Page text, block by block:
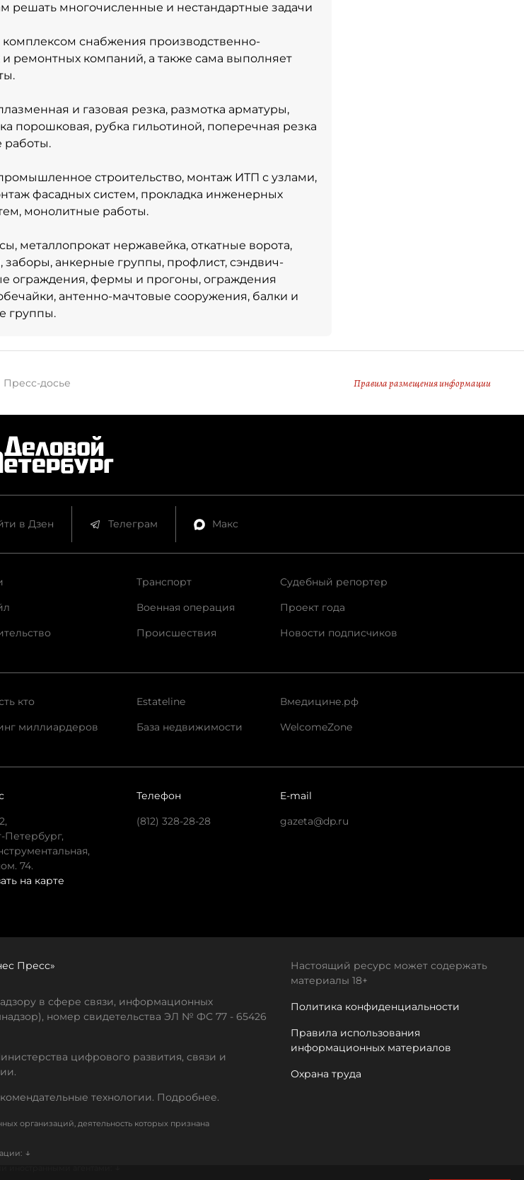
решать многочисленные и нестандартные задачи
снабжения производственно-
ремонтных компаний, а также сама выполняет
и газовая резка, размотка арматуры,
порошковая, рубка гильотиной, поперечная резка
работы.
строительство, монтаж ИТП с узлами,
фасадных систем, прокладка инженерных
монолитные работы.
металлопрокат нержавейка, откатные ворота,
заборы, анкерные группы, профлист, сэндвич-
ограждения, фермы и прогоны, ограждения
антенно-мачтовые сооружения, балки и
группы.
Пресс-досье Правила размещения информации
в Дзен Телеграм Макс
Транспорт
Военная операция
Происшествия
Судебный репортер
Проект года
Новости подписчиков
кто
миллиардеров
Estateline
База недвижимости
Вмедицине.рф
WelcomeZone
Петербург,
74.
на карте
Телефон
(812) 328-28-28
E-mail
gazeta@dp.ru
Пресс»
в сфере связи, информационных
номер свидетельства ЭЛ № ФС 77 - 65426
цифрового развития, связи и
технологии. Подробнее.
организаций, деятельность которых признана
↓
Настоящий ресурс может содержать
материалы 18+
Политика конфиденциальности
Правила использования
информационных материалов
Охрана труда